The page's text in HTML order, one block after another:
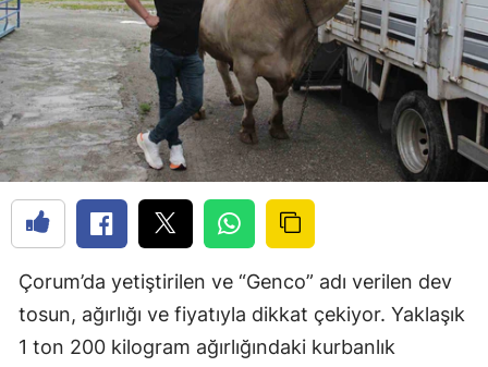
Çorum’da yetiştirilen ve “Genco” adı verilen dev
tosun, ağırlığı ve fiyatıyla dikkat çekiyor. Yaklaşık
1 ton 200 kilogram ağırlığındaki kurbanlık